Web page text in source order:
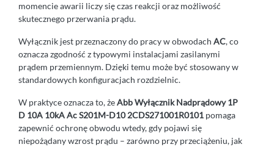
momencie awarii liczy się czas reakcji oraz możliwość
skutecznego przerwania prądu.
Wyłącznik jest przeznaczony do pracy w obwodach AC, co
oznacza zgodność z typowymi instalacjami zasilanymi
prądem przemiennym. Dzięki temu może być stosowany w
standardowych konfiguracjach rozdzielnic.
W praktyce oznacza to, żeAbb Wyłącznik Nadprądowy 1P
D 10A 10kA Ac S201M-D10 2CDS271001R0101 pomaga
zapewnić ochronę obwodu wtedy, gdy pojawi się
niepożądany wzrost prądu – zarówno przy przeciążeniu, jak